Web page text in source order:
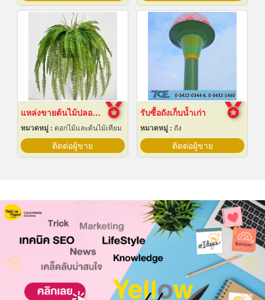
แหล่งขายต้นไม้ปลอมราคาถูก
หมวดหมู่ : ดอกไม้และต้นไม้เทียม
ติดต่อผู้ขาย
รับซื้อถังเก็บน้ำเก่า
หมวดหมู่ : ถัง
ติดต่อผู้ขาย